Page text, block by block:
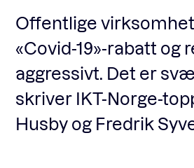
Offentlige
«Covid-19»-rabatt og
aggressivt. Det er
skriver IKT-Norge-
Husby og Fredrik